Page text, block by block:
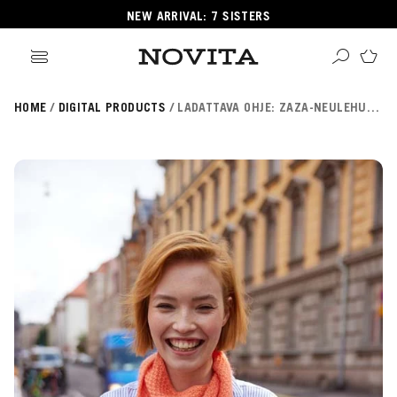
NEW ARRIVAL: 7 SISTERS
POPULAR YARNS
KNITTING SCHOOL
HOME DIGITAL PRODUCTS LADATTAVA OHJE: ZAZA-NEULEHUIVI (NOVITA ESSENTIALS)